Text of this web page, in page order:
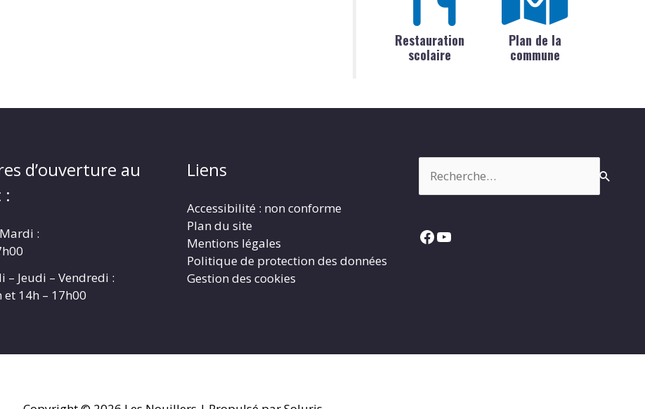
Restauration
scolaire
Plan de la
commune
d’ouverture au
:
:
– Jeudi – Vendredi :
et 14h – 17h00
Liens
Accessibilité : non conforme
Plan du site
Mentions légales
Politique de protection des données
Gestion des cookies
Facebook
YouTube